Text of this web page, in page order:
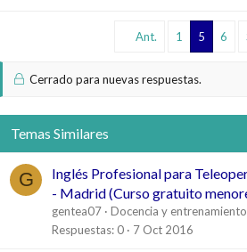
Ant. 1 5 6
Cerrado para nuevas respuestas.
Temas Similares
G
Inglés Profesional para
- Madrid (Curso gratuito
gentea07
Docencia y entrenamiento
Respuestas 0 7 Oct 2016